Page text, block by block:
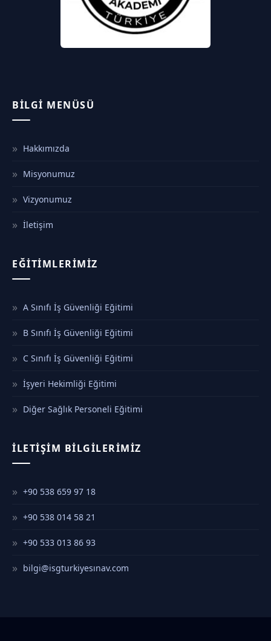
BILGI MENÜSÜ
Hakkımızda
Misyonumuz
Vizyonumuz
İletişim
EĞITIMLERIMIZ
A Sınıfı İş Güvenliği Eğitimi
B Sınıfı İş Güvenliği Eğitimi
C Sınıfı İş Güvenliği Eğitimi
İşyeri Hekimliği Eğitimi
Diğer Sağlık Personeli Eğitimi
İLETIŞIM BILGILERIMIZ
+90 538 659 97 18
+90 538 014 58 21
+90 533 013 86 93
bilgi@isgturkiyesınav.com